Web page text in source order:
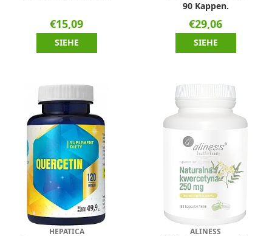
€15,09
SIEHE
90 Kappen.
€29,06
SIEHE
HEPATICA ALINESS